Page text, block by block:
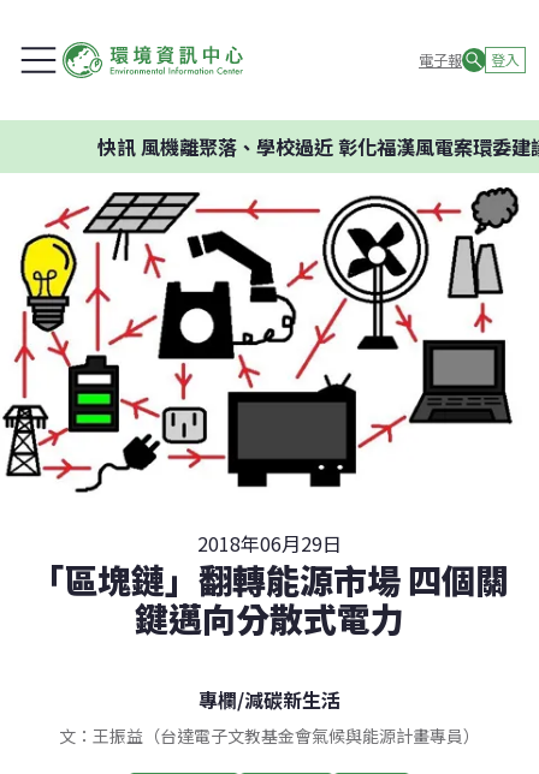
電子報 登入
風機離聚落、學校過近 彰化福漢風電案環委建議不應
2018年06月29日
「區塊鏈」翻轉能源市場 四個關
鍵邁向分散式電力
專欄/減碳新生活
文：王振益（台達電子文教基金會氣候與能源計畫專員）